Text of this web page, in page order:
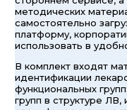
методических
самостоятельно
платформу,
использовать в
В комплект входят
идентификации
функциональных
групп в структуре